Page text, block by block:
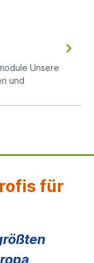
Unsere
und
für